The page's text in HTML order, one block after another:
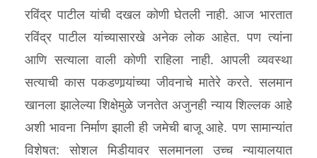
रविंद्र पाटील यांची दखल कोणी घेतली नाही. आज भारतात
रविंद्र पाटील यांच्यासारखे अनेक लोक आहेत. पण त्यांना
आणि सत्याला वाली कोणी राहिला नाही. आपली व्यवस्था
सत्याची कास पकडणार्‍यांच्या जीवनाचे मातेरे करते. सलमान
खानला झालेल्या शिक्षेमुळे जनतेत अजुनही न्याय शिल्लक आहे
अशी भावना निर्माण झाली ही जमेची बाजू आहे. पण सामान्यांत
विशेषत: सोशल मिडीयावर सलमानला उच्च न्यायालयात